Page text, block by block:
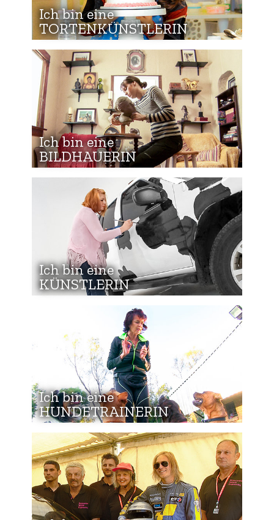
Ich bin eine
TORTENKÜNSTLERIN
Ich bin eine
BILDHAUERIN
Ich bin eine
KÜNSTLERIN
Ich bin eine
HUNDETRAINERIN